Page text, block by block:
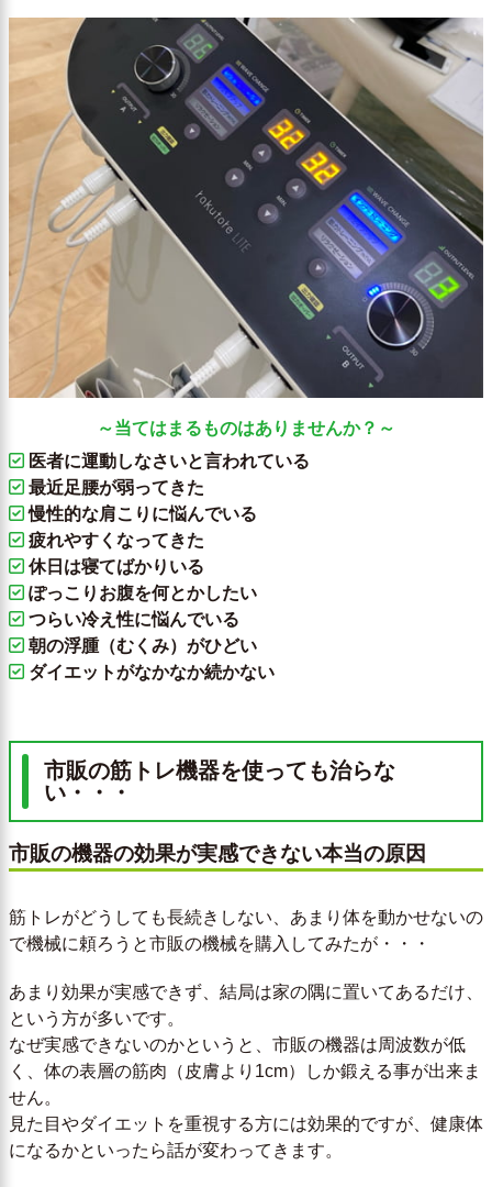
～当てはまるものはありませんか？～
医者に運動しなさいと言われている
最近足腰が弱ってきた
慢性的な肩こりに悩んでいる
疲れやすくなってきた
休日は寝てばかりいる
ぽっこりお腹を何とかしたい
つらい冷え性に悩んでいる
朝の浮腫（むくみ）がひどい
ダイエットがなかなか続かない
市販の筋トレ機器を使っても治らな
い・・・
市販の機器の効果が実感できない本当の原因
筋トレがどうしても長続きしない、あまり体を動かせないの
で機械に頼ろうと市販の機械を購入してみたが・・・
あまり効果が実感できず、結局は家の隅に置いてあるだけ、
という方が多いです。
なぜ実感できないのかというと、市販の機器は周波数が低
く、体の表層の筋肉（皮膚より1cm）しか鍛える事が出来ま
せん。
見た目やダイエットを重視する方には効果的ですが、健康体
になるかといったら話が変わってきます。